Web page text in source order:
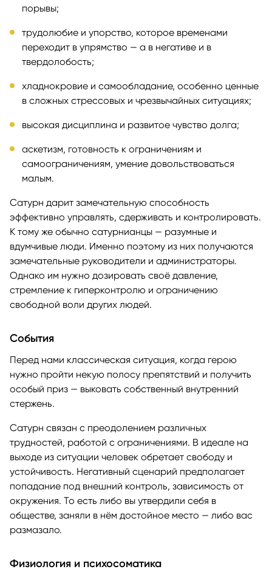
порывы;
трудолюбие и упорство, которое временами
переходит в упрямство — а в негативе и в
твердолобость;
хладнокровие и самообладание, особенно ценные
в сложных стрессовых и чрезвычайных ситуациях;
высокая дисциплина и развитое чувство долга;
аскетизм, готовность к ограничениям и
самоограничениям, умение довольствоваться
малым.
Сатурн дарит замечательную способность
эффективно управлять, сдерживать и контролировать.
К тому же обычно сатурнианцы — разумные и
вдумчивые люди. Именно поэтому из них получаются
замечательные руководители и администраторы.
Однако им нужно дозировать своё давление,
стремление к гиперконтролю и ограничению
свободной воли других людей.
События
Перед нами классическая ситуация, когда герою
нужно пройти некую полосу препятствий и получить
особый приз — выковать собственный внутренний
стержень.
Сатурн связан с преодолением различных
трудностей, работой с ограничениями. В идеале на
выходе из ситуации человек обретает свободу и
устойчивость. Негативный сценарий предполагает
попадание под внешний контроль, зависимость от
окружения. То есть либо вы утвердили себя в
обществе, заняли в нём достойное место — либо вас
размазало.
Физиология и психосоматика